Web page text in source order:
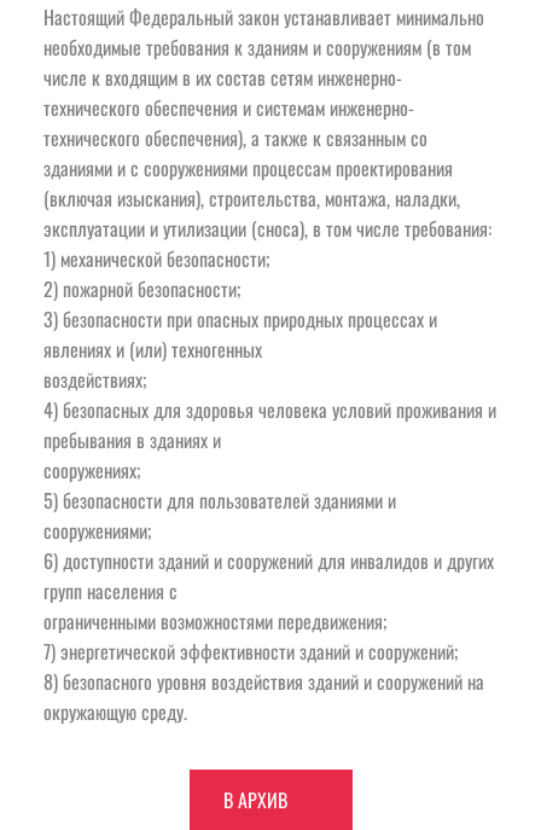
Настоящий Федеральный закон устанавливает минимально
необходимые требования к зданиям и сооружениям (в том
числе к входящим в их состав сетям инженерно-
технического обеспечения и системам инженерно-
технического обеспечения), а также к связанным со
зданиями и с сооружениями процессам проектирования
(включая изыскания), строительства, монтажа, наладки,
эксплуатации и утилизации (сноса), в том числе требования:
1) механической безопасности;
2) пожарной безопасности;
3) безопасности при опасных природных процессах и
явлениях и (или) техногенных
воздействиях;
4) безопасных для здоровья человека условий проживания и
пребывания в зданиях и
сооружениях;
5) безопасности для пользователей зданиями и
сооружениями;
6) доступности зданий и сооружений для инвалидов и других
групп населения с
ограниченными возможностями передвижения;
7) энергетической эффективности зданий и сооружений;
8) безопасного уровня воздействия зданий и сооружений на
окружающую среду.
В АРХИВ